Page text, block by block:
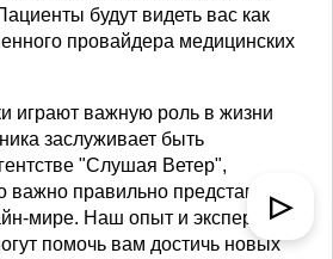
будут видеть вас как
провайдера медицинских
играют важную роль в жизни
заслуживает быть
"Слушая Ветер",
важно правильно представить
мире. Наш опыт и экспертиза в
помочь вам достичь новых
▷